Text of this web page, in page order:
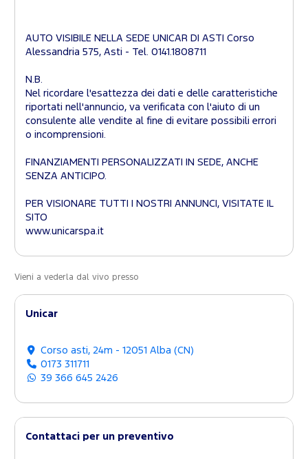
AUTO VISIBILE NELLA SEDE UNICAR DI ASTI Corso
Alessandria 575, Asti - Tel. 0141.1808711
N.B.
Nel ricordare l'esattezza dei dati e delle caratteristiche
riportati nell'annuncio, va verificata con l'aiuto di un
consulente alle vendite al fine di evitare possibili errori
o incomprensioni.
FINANZIAMENTI PERSONALIZZATI IN SEDE, ANCHE
SENZA ANTICIPO.
PER VISIONARE TUTTI I NOSTRI ANNUNCI, VISITATE IL
SITO
www.unicarspa.it
Vieni a vederla dal vivo presso
Unicar
Corso asti, 24m - 12051 Alba (CN)
0173 311711
39 366 645 2426
Contattaci per un preventivo